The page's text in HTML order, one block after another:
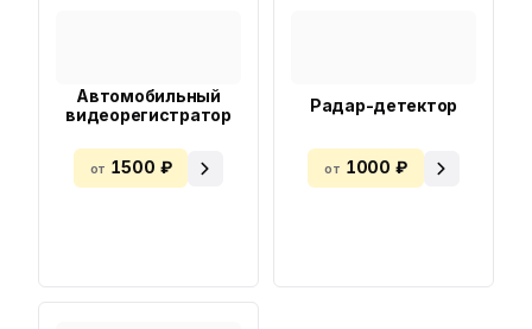
Автомобильный
видеорегистратор
от 1500 ₽
Радар-детектор
от 1000 ₽